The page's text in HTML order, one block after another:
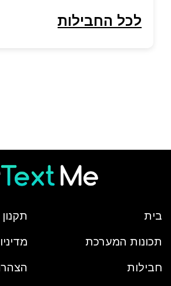
לכל החבילות
בית
תכונות המערכת
חבילות
תקנון